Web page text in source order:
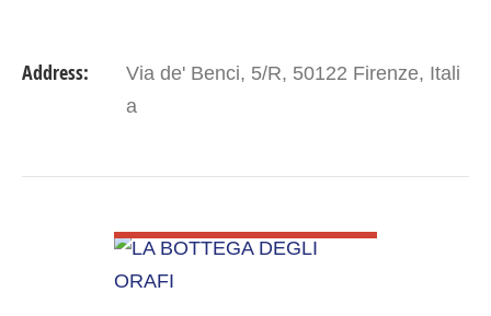
Address:
Via de' Benci, 5/R, 50122 Firenze, Itali
a